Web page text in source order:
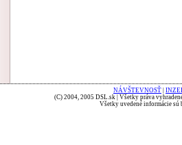
NÁVŠTEVNOSŤ
(C) 2004, 2005 DSL.sk | Všetky práva
Všetky uvedené informácie sú